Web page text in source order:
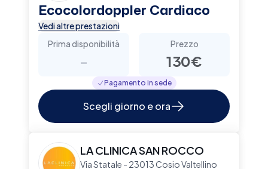
Ecocolordoppler Cardiaco
Vedi altre prestazioni
Prima disponibilità
-
Prezzo
130€
Pagamento in sede
Scegli giorno e ora
LA CLINICA SAN ROCCO
Via Statale - 23013 Cosio Valtellino